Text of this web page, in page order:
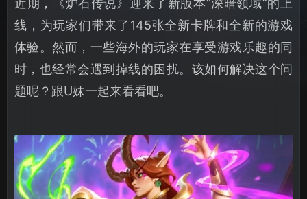
近期，《炉石传说》迎来了新版本“深暗领域”的上
线，为玩家们带来了145张全新卡牌和全新的游戏
体验。然而，一些海外的玩家在享受游戏乐趣的同
时，也经常会遇到掉线的困扰。该如何解决这个问
题呢？跟U妹一起来看看吧。